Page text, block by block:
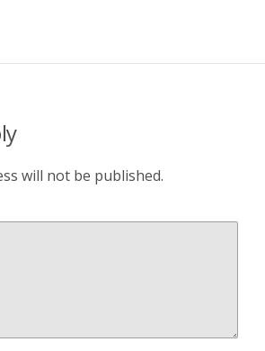
will not be published.